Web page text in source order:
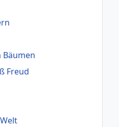
Bäumen
Freud